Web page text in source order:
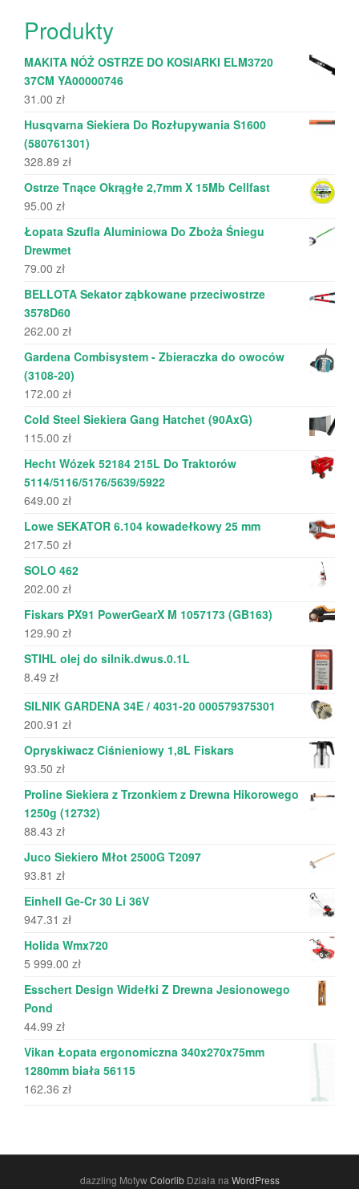
Produkty
MAKITA NÓŻ OSTRZE DO KOSIARKI ELM3720
37CM YA00000746
31.00 zł
Husqvarna Siekiera Do Rozłupywania S1600
(580761301)
328.89 zł
Ostrze Tnące Okrągłe 2,7mm X 15Mb Cellfast
95.00 zł
Łopata Szufla Aluminiowa Do Zboża Śniegu
Drewmet
79.00 zł
BELLOTA Sekator ząbkowane przeciwostrze
3578D60
262.00 zł
Gardena Combisystem - Zbieraczka do owoców
(3108-20)
172.00 zł
Cold Steel Siekiera Gang Hatchet (90AxG)
115.00 zł
Hecht Wózek 52184 215L Do Traktorów
5114/5116/5176/5639/5922
649.00 zł
Lowe SEKATOR 6.104 kowadełkowy 25 mm
217.50 zł
SOLO 462
202.00 zł
Fiskars PX91 PowerGearX M 1057173 (GB163)
129.90 zł
STIHL olej do silnik.dwus.0.1L
8.49 zł
SILNIK GARDENA 34E / 4031-20 000579375301
200.91 zł
Opryskiwacz Ciśnieniowy 1,8L Fiskars
93.50 zł
Proline Siekiera z Trzonkiem z Drewna Hikorowego
1250g (12732)
88.43 zł
Juco Siekiero Młot 2500G T2097
93.81 zł
Einhell Ge-Cr 30 Li 36V
947.31 zł
Holida Wmx720
5 999.00 zł
Esschert Design Widełki Z Drewna Jesionowego
Pond
44.99 zł
Vikan Łopata ergonomiczna 340x270x75mm
1280mm biała 56115
162.36 zł
dazzling MotywColorlibDziała na WordPress